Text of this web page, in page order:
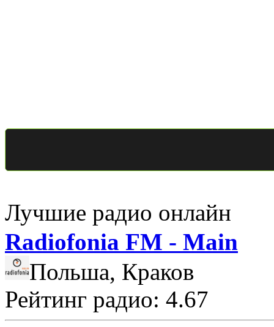
Лучшие радио онлайн
Radiofonia FM - Main
Польша, Краков
Рейтинг радио: 4.67